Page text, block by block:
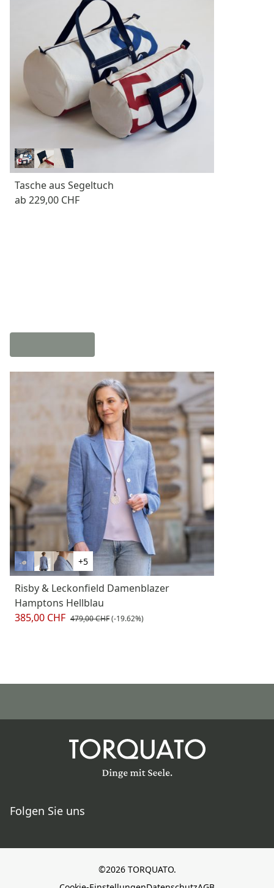
Tasche aus Segeltuch
ab 229,00 CHF
+5
Risby & Leckonfield Damenblazer
Hamptons Hellblau
385,00 CHF 479,00 CHF(-19.62%)
Folgen Sie uns
©2026 TORQUATO.